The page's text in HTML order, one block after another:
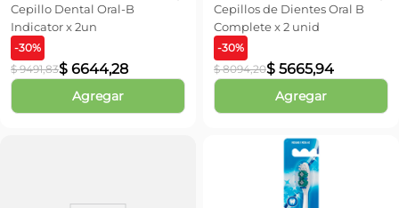
Cepillo Dental Oral-B
Indicator x 2un
-30%
$ 9491,83$ 6644,28
Agregar
Cepillos de Dientes Oral B
Complete x 2 unid
-30%
$ 8094,20$ 5665,94
Agregar